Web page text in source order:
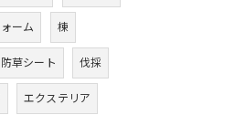
ーム 棟
防草シート 伐採
エクステリア